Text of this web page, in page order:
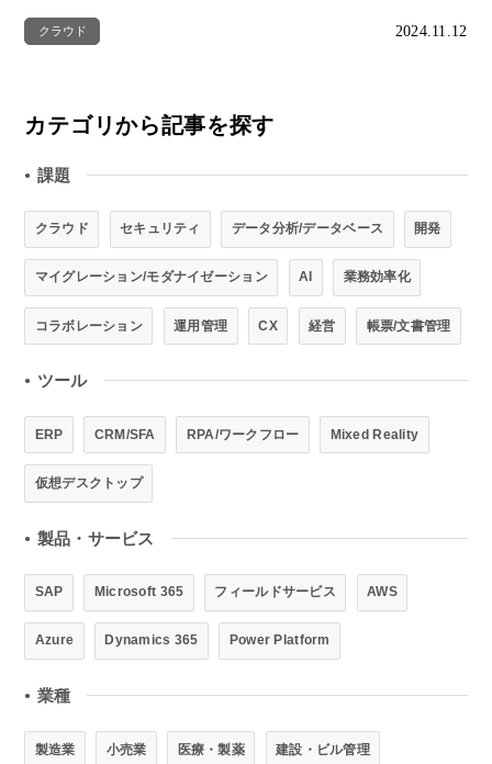
クラウド 2024.11.12
カテゴリから記事を探す
● 課題
クラウド セキュリティ データ分析/データベース 開発
マイグレーション/モダナイゼーション AI 業務効率化
コラボレーション 運用管理 CX 経営 帳票/文書管理
● ツール
ERP CRM/SFA RPA/ワークフロー Mixed Reality
仮想デスクトップ
● 製品・サービス
SAP Microsoft 365 フィールドサービス AWS
Azure Dynamics 365 Power Platform
● 業種
製造業 小売業 医療・製薬 建設・ビル管理